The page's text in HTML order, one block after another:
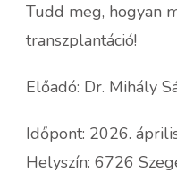
Tudd meg, hogyan
transzplantáció!
Előadó: Dr. Mihály
Időpont: 2026.
Helyszín: 6726